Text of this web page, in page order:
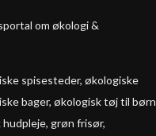
om økologi &
spisesteder, økologiske
bager, økologisk tøj til børn
grøn frisør,